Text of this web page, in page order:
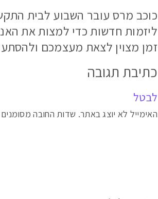
כוכב מרס עובר השבוע לבית
ליזמות חדשות כדי למצות את
זמן מצוין לצאת מעצמכם
כתיבת תגובה
לבטל
האימייל לא יוצג באתר. שדות החובה